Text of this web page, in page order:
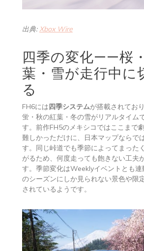
出典:Xbox Wire
四季の変化——桜
葉・雪が走行中に
る
FH6には 四季システムが搭載されてお
蛍・秋の紅葉・冬の雪がリアルタイム
す。前作FH5のメキシコではここまで
難しかっただけに、日本マップならで
す。同じ峠道でも季節によってまった
がるため、何度走っても飽きない工夫
す。季節変化はWeeklyイベントとも
のシーズンにしか見られない景色や限
されているようです。